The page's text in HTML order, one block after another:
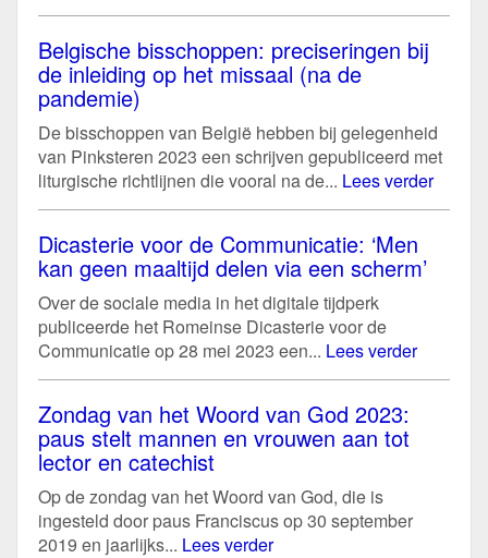
Belgische bisschoppen: preciseringen bij
de inleiding op het missaal (na de
pandemie)
De bisschoppen van België hebben bij gelegenheid
van Pinksteren 2023 een schrijven gepubliceerd met
liturgische richtlijnen die vooral na de... Lees verder
Dicasterie voor de Communicatie: ‘Men
kan geen maaltijd delen via een scherm’
Over de sociale media in het digitale tijdperk
publiceerde het Romeinse Dicasterie voor de
Communicatie op 28 mei 2023 een... Lees verder
Zondag van het Woord van God 2023:
paus stelt mannen en vrouwen aan tot
lector en catechist
Op de zondag van het Woord van God, die is
ingesteld door paus Franciscus op 30 september
2019 en jaarlijks... Lees verder